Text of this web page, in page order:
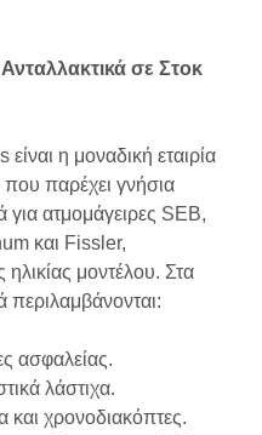
σε Στοκ
η μοναδική εταιρία
παρέχει γνήσια
για ατμομάγειρες SEB,
και Fissler,
ηλικίας μοντέλου. Στα
περιλαμβάνονται:
ασφαλείας.
λάστιχα.
και χρονοδιακόπτες.